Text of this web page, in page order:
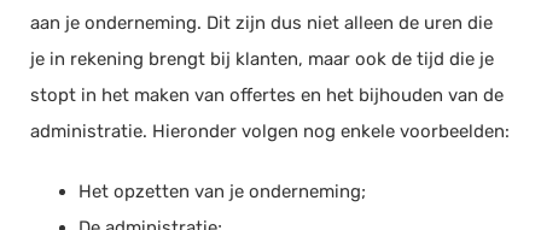
aan je onderneming. Dit zijn dus niet alleen de uren die
je in rekening brengt bij klanten, maar ook de tijd die je
stopt in het maken van offertes en het bijhouden van de
administratie. Hieronder volgen nog enkele voorbeelden:
Het opzetten van je onderneming;